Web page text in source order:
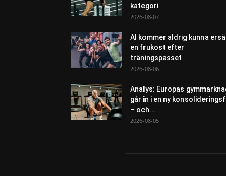
kategori
2026-08-07
AI kommer aldrig kunna
en frukost efter
träningspasset
2026-08-06
Analys: Europas
går in i en ny
– och...
2026-08-05